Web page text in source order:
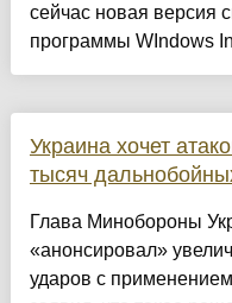
сейчас новая версия
программы WIndows
Украина хочет
тысяч
Глава Минобороны
«анонсировал»
ударов с